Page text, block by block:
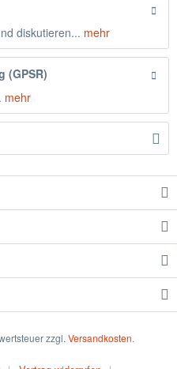
diskutieren... mehr
(GPSR)
mehr
zzgl. Versandkosten.